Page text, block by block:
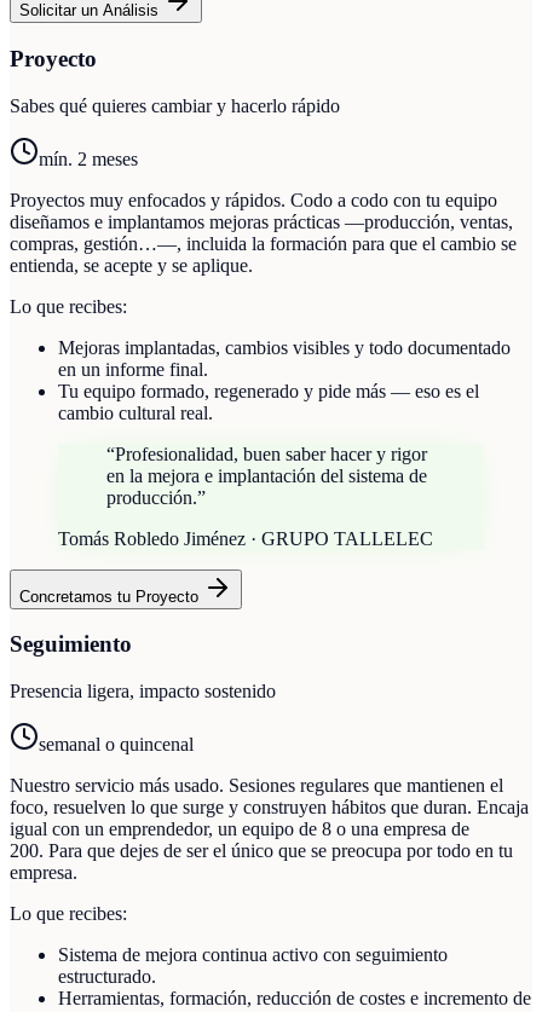
Solicitar un Análisis
Proyecto
Sabes qué quieres cambiar y hacerlo rápido
mín. 2 meses
Proyectos muy enfocados y rápidos. Codo a codo con tu equipo
diseñamos e implantamos mejoras prácticas —producción, ventas,
compras, gestión…—, incluida la formación para que el cambio se
entienda, se acepte y se aplique.
Lo que recibes:
Mejoras implantadas, cambios visibles y todo documentado
en un informe final.
Tu equipo formado, regenerado y pide más — eso es el
cambio cultural real.
“Profesionalidad, buen saber hacer y rigor
en la mejora e implantación del sistema de
producción.”
Tomás Robledo Jiménez · GRUPO TALLELEC
Concretamos tu Proyecto
Seguimiento
Presencia ligera, impacto sostenido
semanal o quincenal
Nuestro servicio más usado. Sesiones regulares que mantienen el
foco, resuelven lo que surge y construyen hábitos que duran. Encaja
igual con un emprendedor, un equipo de 8 o una empresa de
200. Para que dejes de ser el único que se preocupa por todo en tu
empresa.
Lo que recibes:
Sistema de mejora continua activo con seguimiento
estructurado.
Herramientas, formación, reducción de costes e incremento de